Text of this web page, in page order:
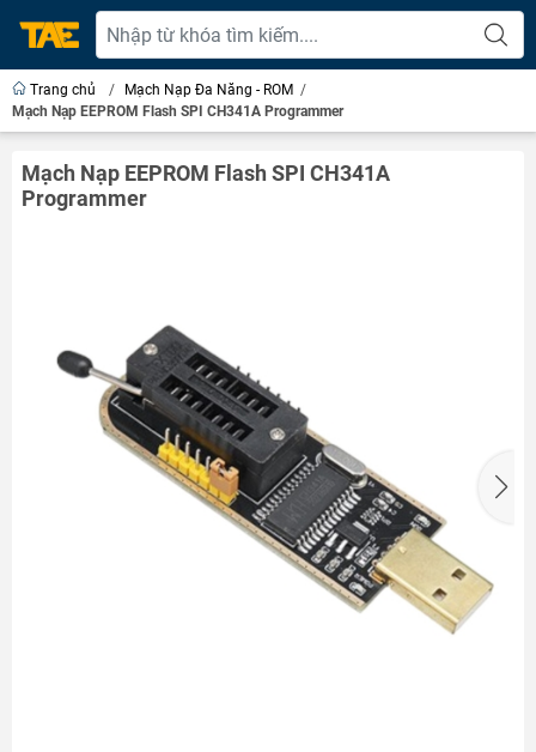
Trang chủ / Mạch Nạp Đa Năng - ROM /
Mạch Nạp EEPROM Flash SPI CH341A Programmer
Mạch Nạp EEPROM Flash SPI CH341A
Programmer